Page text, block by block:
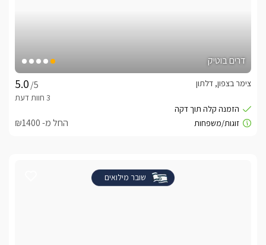
דרים בוטיק
/5
צימר בצפון, דלתון
החל מ- ₪1400
שובר מילואים